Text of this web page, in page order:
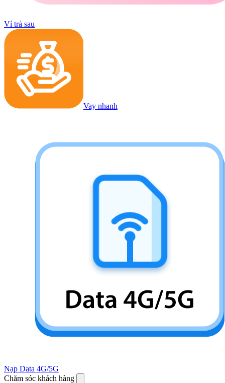
Ví trả sau
Vay nhanh
Nạp Data 4G/5G
Chăm sóc khách hàng